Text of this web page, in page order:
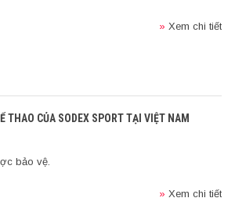
» Xem chi tiết
THAO CỦA SODEX SPORT TẠI VIỆT NAM
bảo vệ.
» Xem chi tiết